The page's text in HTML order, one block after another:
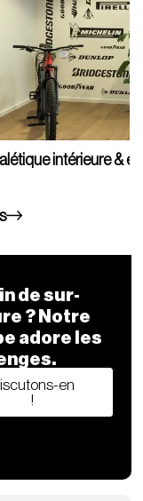
de sur-
? Notre
adore les
en
!